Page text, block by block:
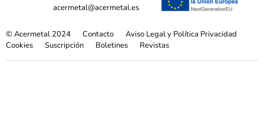
acermetal@acermetal.es
© Acermetal 2024 Contacto
Aviso Legal y Política Privacidad
Cookies
Suscripción Boletines Revistas